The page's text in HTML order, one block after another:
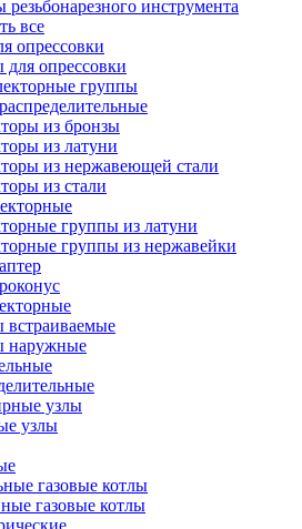
инструмента
все
опрессовки
для опрессовки
группы
из бронзы
из латуни
из нержавеющей стали
из стали
группы из латуни
группы из нержавейки
узлы
узлы
газовые котлы
газовые котлы